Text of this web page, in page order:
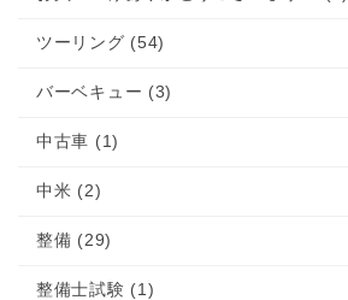
ツーリング (54)
バーベキュー (3)
中古車 (1)
中米 (2)
整備 (29)
整備士試験 (1)